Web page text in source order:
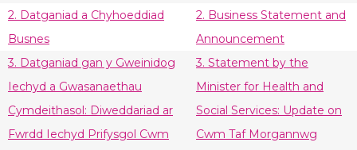
2. Datganiad a Chyhoeddiad
Busnes
2. Business Statement and
Announcement
3. Datganiad gan y Gweinidog
Iechyd a Gwasanaethau
Cymdeithasol: Diweddariad ar
Fwrdd Iechyd Prifysgol Cwm
3. Statement by the
Minister for Health and
Social Services: Update on
Cwm Taf Morgannwg